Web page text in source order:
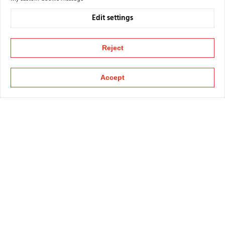
Edit settings
Reject
Accept